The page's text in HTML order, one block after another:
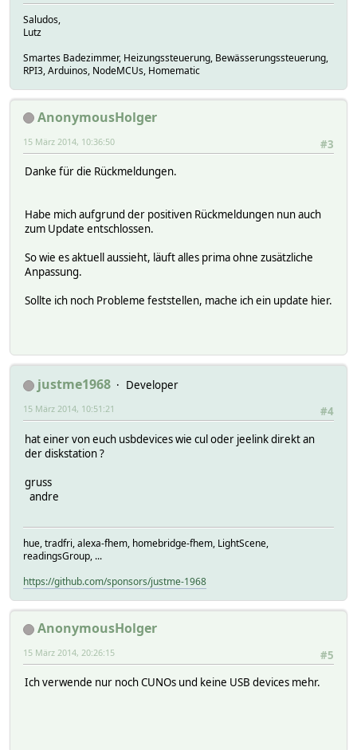
Saludos,
Lutz
Smartes Badezimmer, Heizungssteuerung, Bewässerungssteuerung,
RPI3, Arduinos, NodeMCUs, Homematic
AnonymousHolger
#3
15 März 2014, 10:36:50
Danke für die Rückmeldungen.
Habe mich aufgrund der positiven Rückmeldungen nun auch
zum Update entschlossen.
So wie es aktuell aussieht, läuft alles prima ohne zusätzliche
Anpassung.
Sollte ich noch Probleme feststellen, mache ich ein update hier.
justme1968
Developer
#4
15 März 2014, 10:51:21
hat einer von euch usbdevices wie cul oder jeelink direkt an
der diskstation ?
gruss
andre
hue, tradfri, alexa-fhem, homebridge-fhem, LightScene,
readingsGroup, ...
https://github.com/sponsors/justme-1968
AnonymousHolger
#5
15 März 2014, 20:26:15
Ich verwende nur noch CUNOs und keine USB devices mehr.